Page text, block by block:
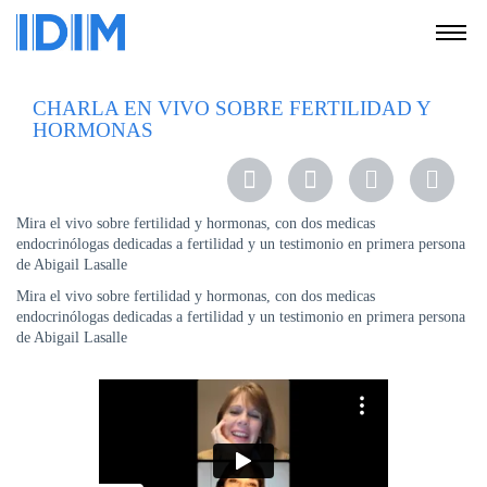
SERVICIOS
PARA
PACIENTES
COBERTURAS
MÉDICAS
INVESTIGACIÓN
CHARLA EN VIVO SOBRE FERTILIDAD Y
HORMONAS
Mira el vivo sobre fertilidad y hormonas, con dos medicas
endocrinólogas dedicadas a fertilidad y un testimonio en primera persona
de Abigail Lasalle
Mira el vivo sobre fertilidad y hormonas, con dos medicas
endocrinólogas dedicadas a fertilidad y un testimonio en primera persona
de Abigail Lasalle